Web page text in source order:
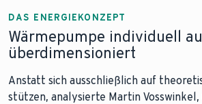
DAS ENERGIEKONZEPT
Wärmepumpe individuell
überdimensioniert
Anstatt sich ausschließlich auf
stützen, analysierte Martin